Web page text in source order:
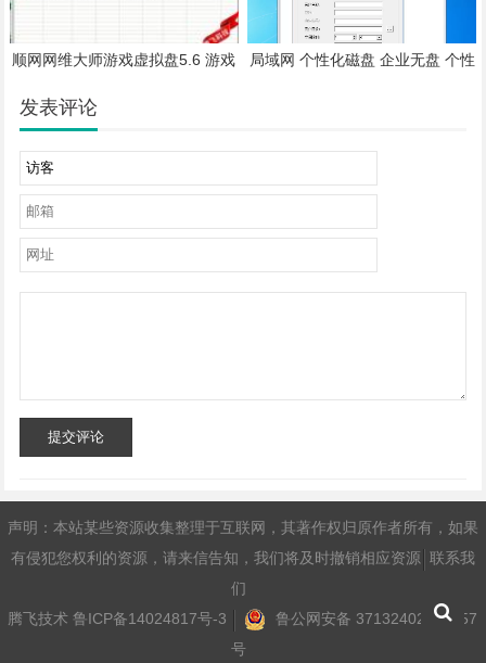
顺网网维大师游戏虚拟盘5.6 游戏
局域网 个性化磁盘 企业无盘 个性
发表评论
提交评论
声明：本站某些资源收集整理于互联网，其著作权归原作者所有，如果
有侵犯您权利的资源，请来信告知，我们将及时撤销相应资源 联系我
们
腾飞技术 鲁ICP备14024817号-3
鲁公网安备 37132402371457
号